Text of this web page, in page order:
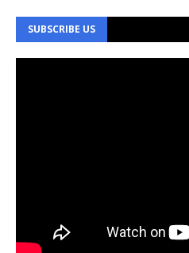
SUBSCRIBE US